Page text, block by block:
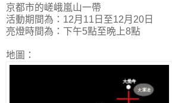
京都市的嵯峨嵐山一帶
活動期間為：12月11日至12月20日
亮燈時間為：下午5點至晩上8點
地圖：